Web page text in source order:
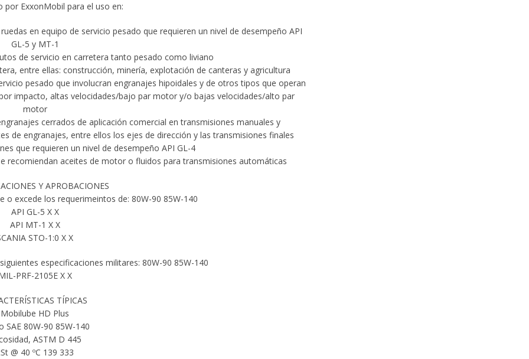
por ExxonMobil para el uso en:
en equipo de servicio pesado que requieren un nivel de desempeño API
GL-5 y MT-1
de servicio en carretera tanto pesado como liviano
entre ellas: construcción, minería, explotación de canteras y agricultura
pesado que involucran engranajes hipoidales y de otros tipos que operan
impacto, altas velocidades/bajo par motor y/o bajas velocidades/alto par
motor
cerrados de aplicación comercial en transmisiones manuales y
de engranajes, entre ellos los ejes de dirección y las transmisiones finales
que requieren un nivel de desempeño API GL-4
recomiendan aceites de motor o fluidos para transmisiones automáticas
Y APROBACIONES
o excede los requerimeintos de: 80W-90 85W-140
API GL-5 X X
API MT-1 X X
STO-1:0 X X
especificaciones militares: 80W-90 85W-140
PRF-2105E X X
TÍPICAS
Mobilube HD Plus
SAE 80W-90 85W-140
ASTM D 445
@ 40 ºC 139 333